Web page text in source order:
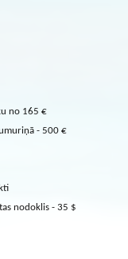
no 165 €
- 500 €
nodoklis - 35 $